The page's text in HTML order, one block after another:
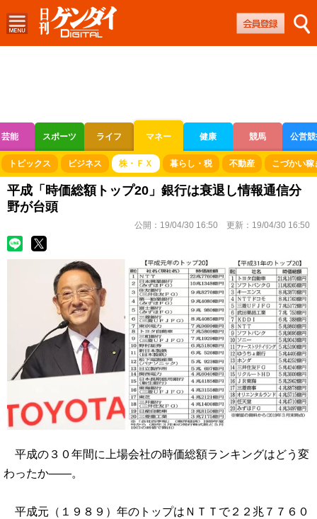
芸能 スポーツ ライフ マネー 健康 競馬 公営
ボートレース 競輪 オートレース
トピックス ビジネス 株・ＦＸ 暮らし・税 不動産 こづかい稼
平成「時価総額トップ20」銀行は衰退し情報通信分
野が台頭
公開： 19/04/30 16:50 更新： 19/04/30 16:50
平成の３０年間に上場会社の時価総額ランキングはどう変
わったか――。
平成元（１９８９）年のトップはＮＴＴで２２兆７７６０